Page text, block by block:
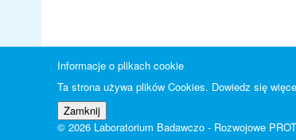
Informacje o plikach cookie
Ta strona używa plików Cookies. Dowiedz się
© 2026 Laboratorium Badawczo - Rozwojowe